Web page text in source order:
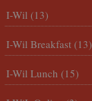
I-Wil (13)
I-Wil Breakfast (13)
I-Wil Lunch (15)